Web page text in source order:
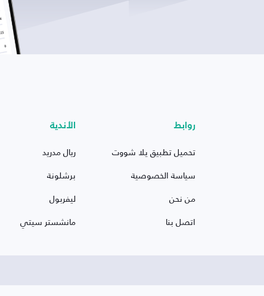
روابط
تحميل تطبيق يلا شووت
سياسة الخصوصية
من نحن
اتصل بنا
الأندية
ريال مدريد
برشلونة
ليفربول
مانشستر سيتي